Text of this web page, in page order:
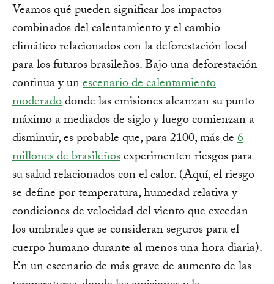
Veamos qué pueden significar los impactos
combinados del calentamiento y el cambio
climático relacionados con la deforestación local
para los futuros brasileños. Bajo una deforestación
continua y unescenario de calentamiento
moderadodonde las emisiones alcanzan su punto
máximo a mediados de siglo y luego comienzan a
disminuir, es probable que, para 2100, más de6
millones de brasileñosexperimenten riesgos para
su salud relacionados con el calor. (Aquí, el riesgo
se define por temperatura, humedad relativa y
condiciones de velocidad del viento que excedan
los umbrales que se consideran seguros para el
cuerpo humano durante al menos una hora diaria).
En un escenario de más grave de aumento de las